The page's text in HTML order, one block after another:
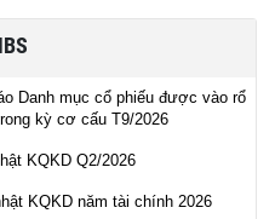
Danh mục cổ phiếu được vào rổ
kỳ cơ cấu T9/2026
KQKD Q2/2026
KQKD năm tài chính 2026